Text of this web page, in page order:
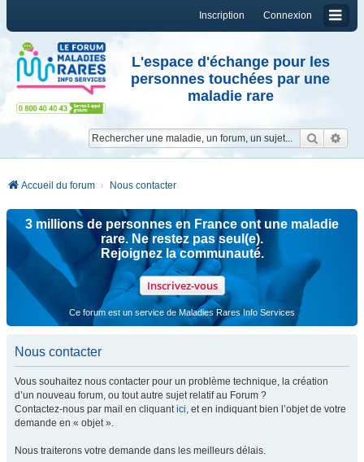
Connexion
Inscription
L'espace d'échange pour les
personnes touchées par une
maladie rare
Accueil du forum Nous contacter
3 millions de personnes en France ont une maladie
rare. Ne restez pas seul(e).
Rejoignez la communauté.
Inscrivez-vous
Ce forum est un service de Maladies Rares Info Services
Nous contacter
Vous souhaitez nous contacter pour un problème technique, la création
d’un nouveau forum, ou tout autre sujet relatif au Forum ?
Contactez-nous par mail en cliquantici, et en indiquant bien l’objet de votre
demande en « objet ».
Nous traiterons votre demande dans les meilleurs délais.